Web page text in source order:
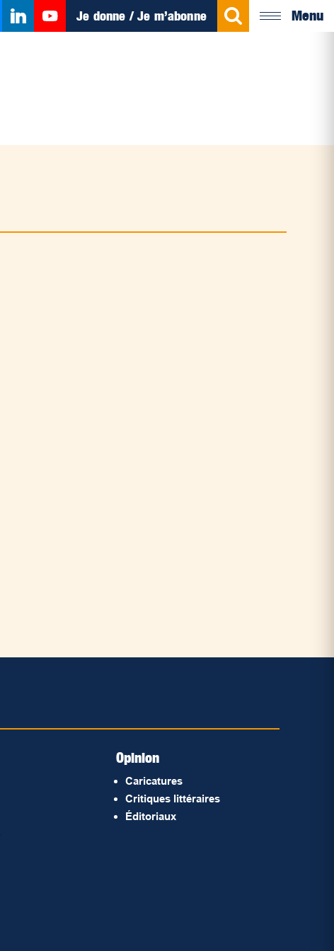
Je donne / Je m’abonne Menu
Opinion
Caricatures
Critiques littéraires
Éditoriaux